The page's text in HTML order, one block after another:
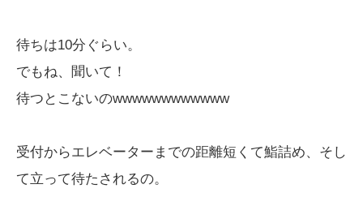
待ちは10分ぐらい。
でもね、聞いて！
待つとこないのwwwwwwwwwwww
受付からエレベーターまでの距離短くて鮨詰め、そし
て立って待たされるの。